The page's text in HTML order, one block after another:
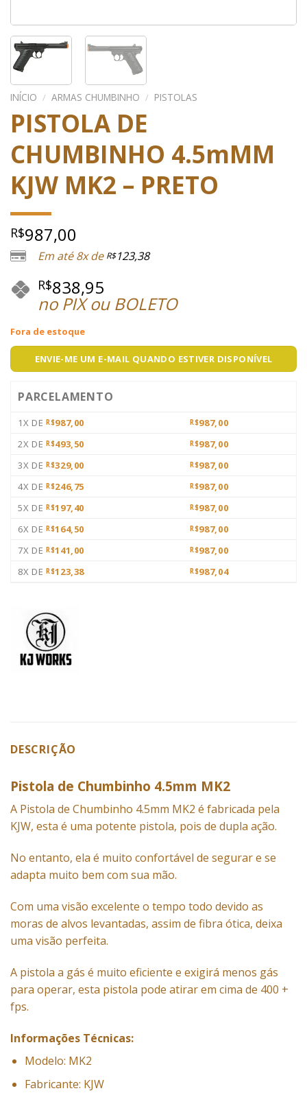
INÍCIO / ARMAS CHUMBINHO / PISTOLAS
PISTOLA DE
CHUMBINHO 4.5mMM
KJW MK2 – PRETO
R$987,00
Em até 8x de R$123,38
R$838,95
no PIX ou BOLETO
Fora de estoque
ENVIE-ME UM E-MAIL QUANDO ESTIVER DISPONÍVEL
PARCELAMENTO
1X DE R$987,00 R$987,00
2X DE R$493,50 R$987,00
3X DE R$329,00 R$987,00
4X DE R$246,75 R$987,00
5X DE R$197,40 R$987,00
6X DE R$164,50 R$987,00
7X DE R$141,00 R$987,00
8X DE R$123,38 R$987,04
DESCRIÇÃO
Pistola de Chumbinho 4.5mm MK2
A Pistola de Chumbinho 4.5mm MK2 é fabricada pela
KJW, esta é uma potente pistola, pois de dupla ação.
No entanto, ela é muito confortável de segurar e se
adapta muito bem com sua mão.
Com uma visão excelente o tempo todo devido as
moras de alvos levantadas, assim de fibra ótica, deixa
uma visão perfeita.
A pistola a gás é muito eficiente e exigirá menos gás
para operar, esta pistola pode atirar em cima de 400 +
fps.
Informações Técnicas:
Modelo: MK2
Fabricante: KJW